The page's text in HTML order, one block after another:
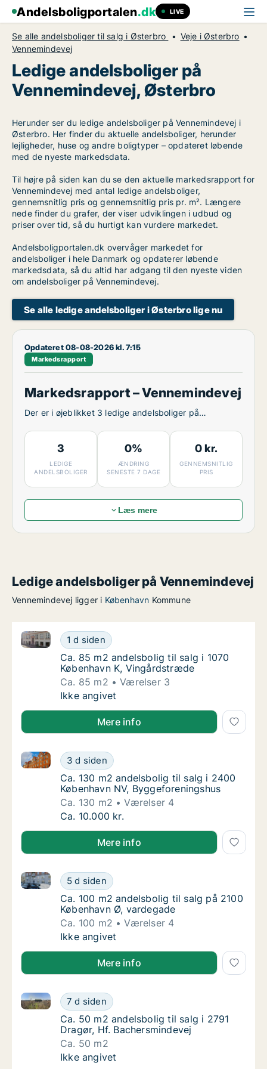
Andelsboligportalen.dk LIVE
Se alle andelsboliger til salg i Østerbro
Veje i Østerbro
Vennemindevej
Ledige andelsboliger på
Vennemindevej, Østerbro
Herunder ser du ledige andelsboliger på Vennemindevej i
Østerbro. Her finder du aktuelle andelsboliger, herunder
lejligheder, huse og andre boligtyper – opdateret løbende
med de nyeste markedsdata.
Til højre på siden kan du se den aktuelle markedsrapport for
Vennemindevej med antal ledige andelsboliger,
gennemsnitlig pris og gennemsnitlig pris pr. m². Længere
nede finder du grafer, der viser udviklingen i udbud og
priser over tid, så du hurtigt kan vurdere markedet.
Andelsboligportalen.dk overvåger markedet for
andelsboliger i hele Danmark og opdaterer løbende
markedsdata, så du altid har adgang til den nyeste viden
om andelsboliger på Vennemindevej.
Se alle ledige andelsboliger i Østerbro lige nu
Opdateret 08-08-2026 kl. 7:15
Markedsrapport
Markedsrapport – Vennemindevej
Der er i øjeblikket 3 ledige andelsboliger på
3
LEDIGE
ANDELSBOLIGER
0%
ÆNDRING
SENESTE 7 DAGE
0 kr.
GENNEMSNITLIG
PRIS
Læs mere
Ledige andelsboliger på Vennemindevej
Vennemindevej ligger i København Kommune
Ca. 85 m2 andelsbolig til salg i 1070
1 d siden
Ca. 85 m2 andelsbolig til salg i 1070 København K,
Ca. 85 m2 andelsbolig til salg i 1070
Ca. 85 m2 andelsbolig til salg i 1070
København K, Vingårdstræde
Ca. 85 m2
Værelser 3
Ca. 85 m2 andelsbolig til salg i 1070
Ikke angivet
Mere info
Ca. 130 m2 andelsbolig til salg i 2400
3 d siden
Ca. 130 m2 andelsbolig til salg i 2400 København
Ca. 130 m2 andelsbolig til salg i 2400
Ca. 130 m2 andelsbolig til salg i 2400
København NV, Byggeforeningshus
Ca. 130 m2
Værelser 4
Ca. 130 m2 andelsbolig til salg i 2400
Ca. 10.000 kr.
Mere info
Ca. 100 m2 andelsbolig til salg på 2100
5 d siden
Ca. 100 m2 andelsbolig til salg på 2100 København
Ca. 100 m2 andelsbolig til salg på 2100
Ca. 100 m2 andelsbolig til salg på 2100
København Ø, vardegade
Ca. 100 m2
Værelser 4
Ca. 100 m2 andelsbolig til salg på 2100
Ikke angivet
Mere info
Ca. 50 m2 andelsbolig til salg i 2791
7 d siden
Ca. 50 m2 andelsbolig til salg i 2791 Dragør, Hf.
Ca. 50 m2 andelsbolig til salg i 2791
Ca. 50 m2 andelsbolig til salg i 2791
Dragør, Hf. Bachersmindevej
Ca. 50 m2
Ca. 50 m2 andelsbolig til salg i 2791
Ikke angivet